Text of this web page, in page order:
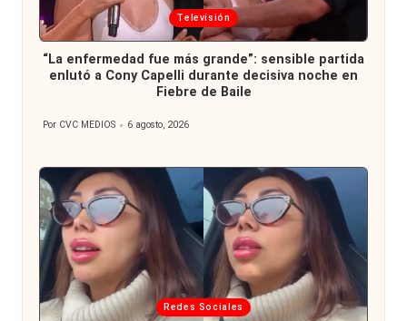
Publicada
en
Televisión
“La enfermedad fue más grande”: sensible partida
enlutó a Cony Capelli durante decisiva noche en
Fiebre de Baile
Publicado
Por CVC MEDIOS 6 agosto, 2026
Publicada
Redes Sociales